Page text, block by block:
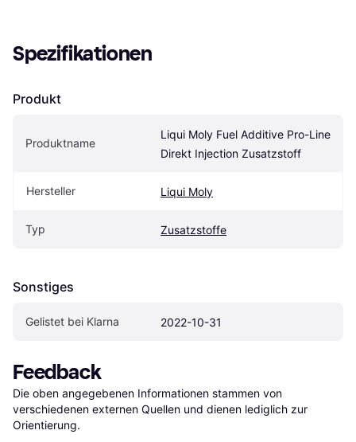
Spezifikationen
Produkt
Produktname
Liqui Moly Fuel Additive Pro-Line
Direkt Injection Zusatzstoff
Hersteller Liqui Moly
Typ Zusatzstoffe
Sonstiges
Gelistet bei Klarna 2022-10-31
Feedback
Die oben angegebenen Informationen stammen von
verschiedenen externen Quellen und dienen lediglich zur
Orientierung.